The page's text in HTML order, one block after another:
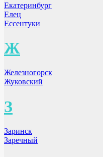
Екатеринбург
Елец
Ессентуки
Ж
Железногорск
Жуковский
З
Заринск
Заречный